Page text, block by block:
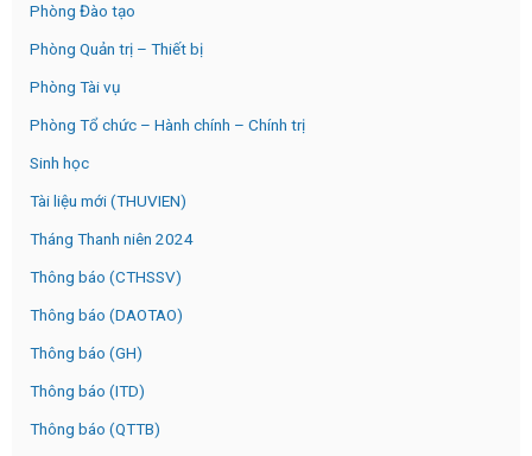
Phòng Đào tạo
Phòng Quản trị – Thiết bị
Phòng Tài vụ
Phòng Tổ chức – Hành chính – Chính trị
Sinh học
Tài liệu mới (THUVIEN)
Tháng Thanh niên 2024
Thông báo (CTHSSV)
Thông báo (DAOTAO)
Thông báo (GH)
Thông báo (ITD)
Thông báo (QTTB)